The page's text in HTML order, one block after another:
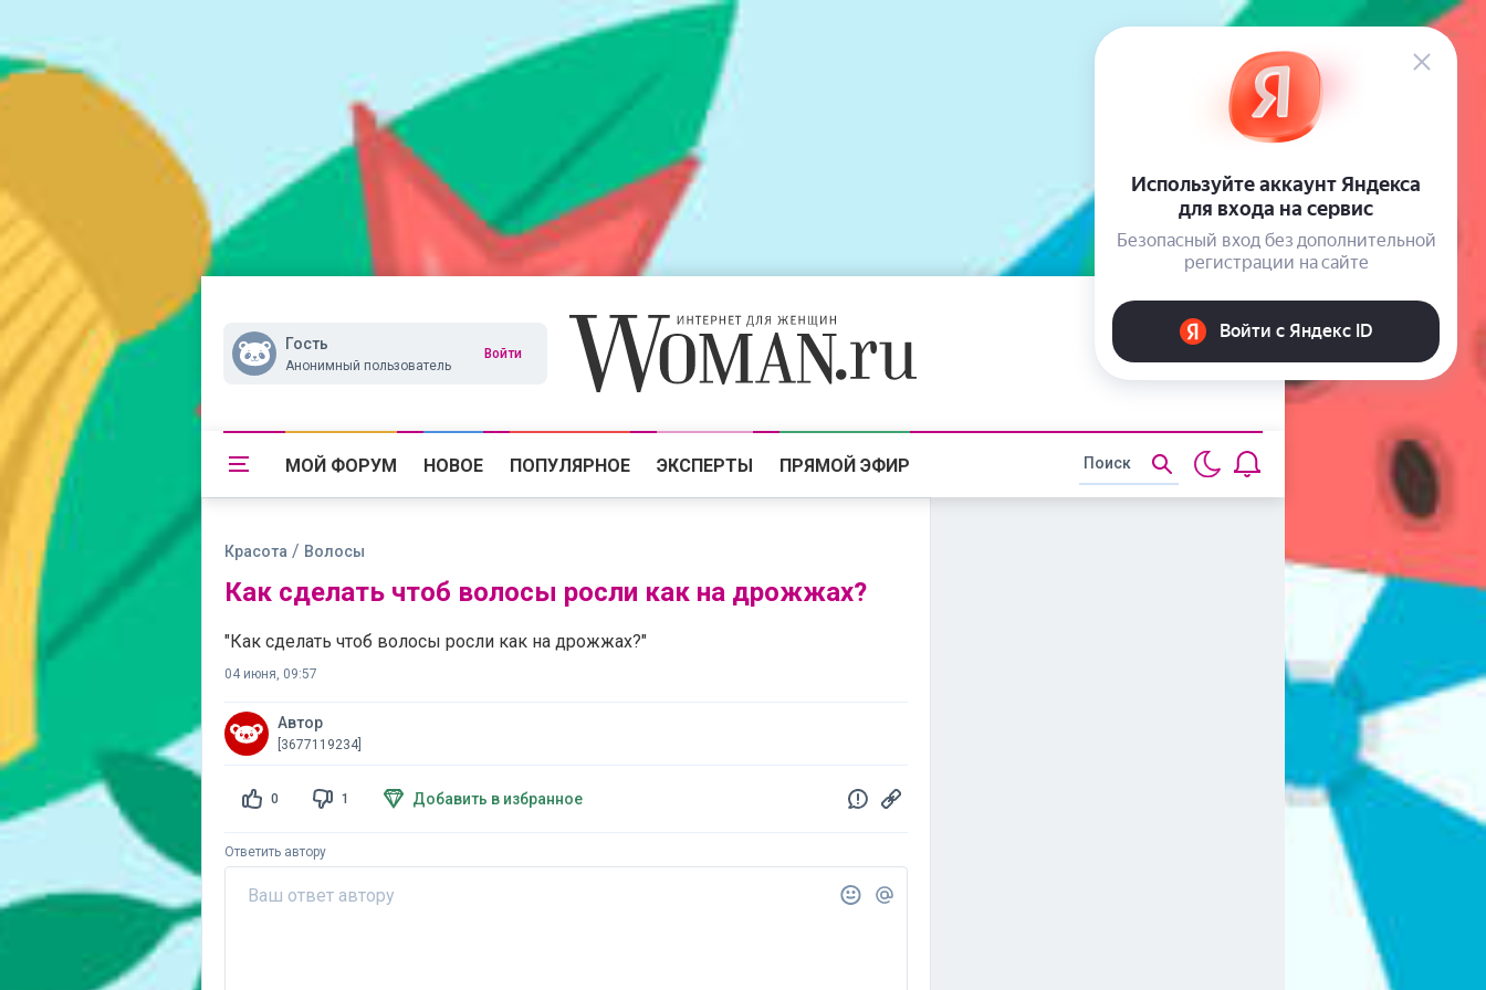
Гость
Анонимный пользователь
Войти
МОЙ ФОРУМ НОВОЕ ПОПУЛЯРНОЕ ЭКСПЕРТЫ ПРЯМОЙ ЭФИР
Красота / Волосы
Как сделать чтоб волосы росли как на дрожжах?
"Как сделать чтоб волосы росли как на дрожжах?"
04 июня, 09:57
Автор
[3677119234]
0 1 Добавить в избранное
Ответить автору